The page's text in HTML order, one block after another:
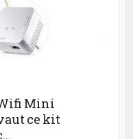
Mini
ce kit